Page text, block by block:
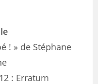
! » de Stéphane
: Erratum